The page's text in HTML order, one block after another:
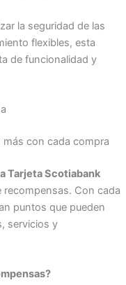
la seguridad de las
flexibles, esta
de funcionalidad y
más con cada compra
Tarjeta Scotiabank
Con cada
puntos que pueden
servicios y